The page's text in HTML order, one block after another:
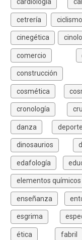
cetrería ciclismo
cinegética
comercio
construcción
cosmética
cronología
danza deporte
dinosaurios
edafología
elementos químicos
enseñanza
esgrima
ética fabril